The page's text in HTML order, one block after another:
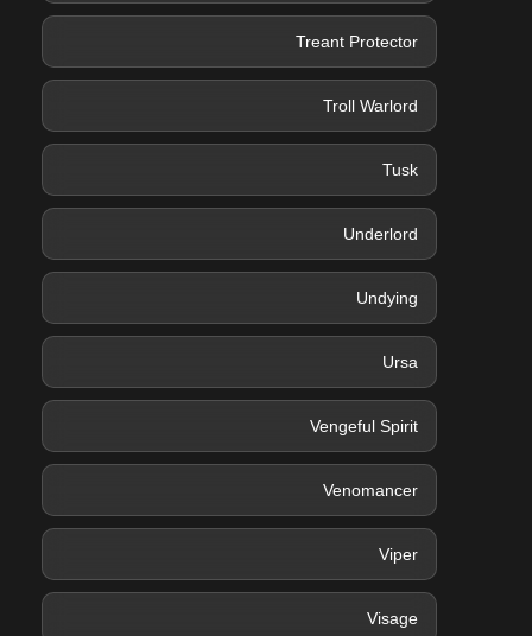
Treant Protector
Troll Warlord
Tusk
Underlord
Undying
Ursa
Vengeful Spirit
Venomancer
Viper
Visage